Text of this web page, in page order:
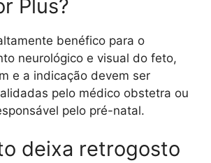
Plus?
benéfico para o
neurológico e visual do feto,
e a indicação devem ser
pelo médico obstetra ou
pelo pré-natal.
deixa retrogosto